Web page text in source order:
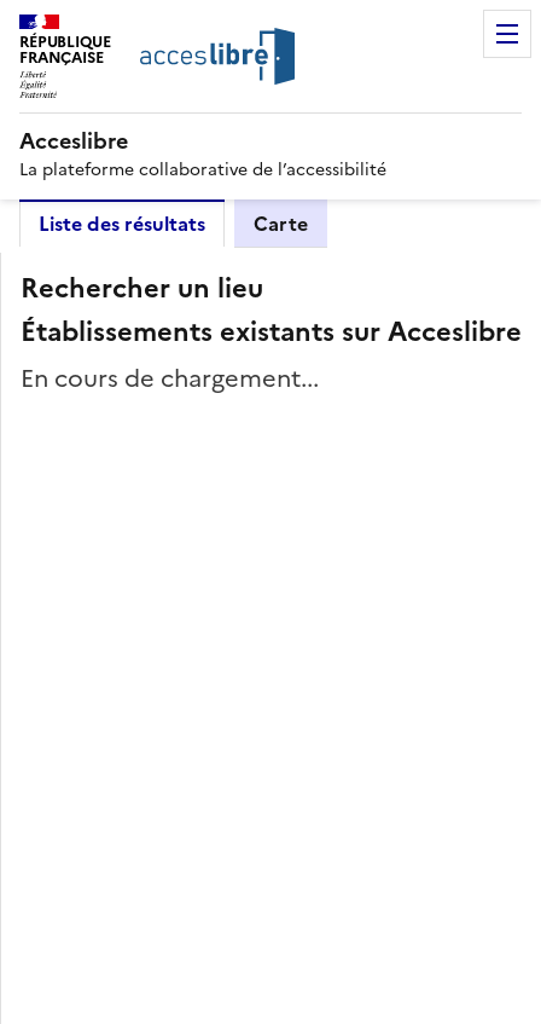
RÉPUBLIQUE
FRANÇAISE
Acceslibre
La plateforme collaborative de l’accessibilité
Liste des résultats Carte
Rechercher un lieu
Établissements existants sur Acceslibre
En cours de chargement...